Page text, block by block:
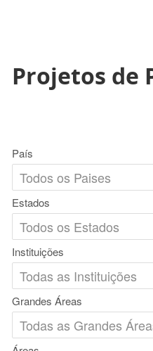
Projetos de
País
Estados
Instituições
Grandes Áreas